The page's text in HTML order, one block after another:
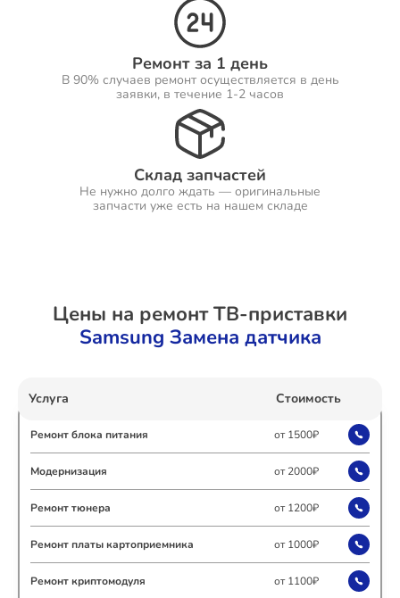
Ремонт за 1 день
В 90% случаев ремонт осуществляется в день
заявки, в течение 1-2 часов
Склад запчастей
Не нужно долго ждать — оригинальные
запчасти уже есть на нашем складе
Цены на ремонт ТВ-приставки
Samsung Замена датчика
Услуга Стоимость
Ремонт блока питания от 1500₽
Модернизация от 2000₽
Ремонт тюнера от 1200₽
Ремонт платы картоприемника от 1000₽
Ремонт криптомодуля от 1100₽
Ремонт Сабвуферов
Ремонт Посудомоечных машин
Ремонт Холодильников
Ремонт Акустических систем
Ремонт Видеостен